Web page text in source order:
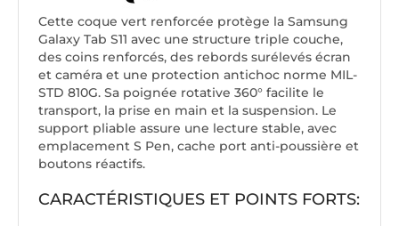
Cette coque vert renforcée protège la Samsung
Galaxy Tab S11 avec une structure triple couche,
des coins renforcés, des rebords surélevés écran
et caméra et une protection antichoc norme MIL-
STD 810G. Sa poignée rotative 360° facilite le
transport, la prise en main et la suspension. Le
support pliable assure une lecture stable, avec
emplacement S Pen, cache port anti-poussière et
boutons réactifs.
CARACTÉRISTIQUES ET POINTS FORTS: